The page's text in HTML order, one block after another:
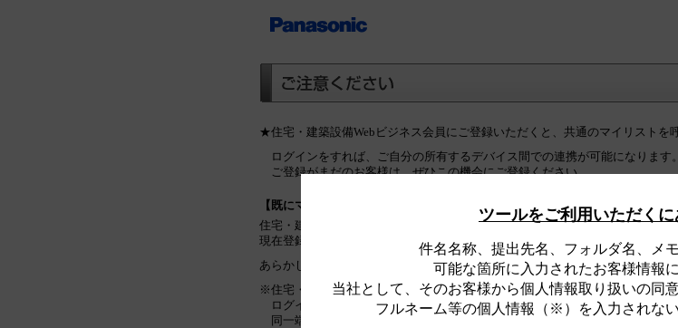
★住宅・建築設備Webビジネス会員にご登録いただくと、共通のマイリストを
ログインをすれば、ご自分の所有するデバイス間での連携が可能になります。
ご登録がまだのお客様は、ぜひこの機会にご登録ください。
【既にマイリストをご利用の皆様へ】
住宅・建築設備Webビジネス会員への『初回ログイン時』に限り、ログインが
現在登録しているマイリスト全件が、住宅・建築設備Webビジネス会員用マイ
あらかじめご了承ください。
※住宅・建築設備Webビジネス会員用マイリストは、ログイン時のみ、閲覧可
ログインをしていない場合は、
同一端末のみで管理可能な一般用マイリストをサイト上に表示します。
ツールをご利用いただく
件名名称、提出先名、フォルダ名、メ
可能な箇所に入力されたお客様情報
当社として、そのお客様から個人情報取り扱いの同
フルネーム等の個人情報（※）を入力されな